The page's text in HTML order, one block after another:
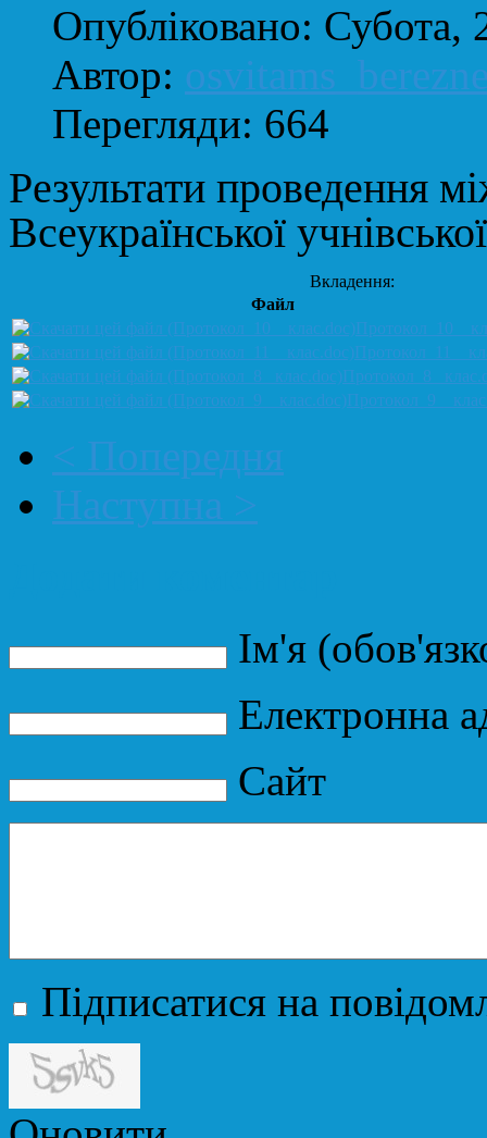
Опубліковано: Субота,
Автор:
Перегляди: 664
Результати проведення
Всеукраїнської
Вкладення:
Файл
Протокол_8_
< Попередня
Наступна >
Ім'я
Електронна
Сайт
Підписатися на